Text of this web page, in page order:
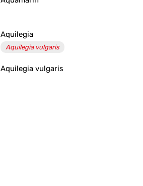
Aquilegia
Aquilegia vulgaris
Aquilegia vulgaris